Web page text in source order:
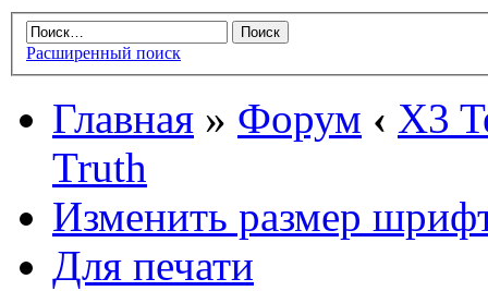
Расширенный поиск
Главная » Форум ‹ X3
Truth
Изменить размер
Для печати